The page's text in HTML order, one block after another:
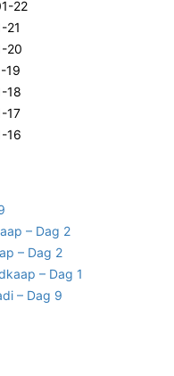
22
21
20
19
18
17
16
– Dag 2
– Dag 2
– Dag 1
– Dag 9